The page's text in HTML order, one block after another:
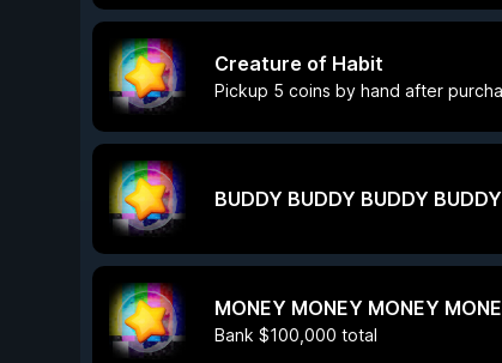
Creature of Habit
Pickup 5 coins by hand after
BUDDY BUDDY BUDDY
MONEY MONEY MONEY
Bank $100,000 total